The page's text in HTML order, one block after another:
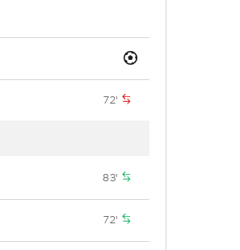
72'
83'
72'